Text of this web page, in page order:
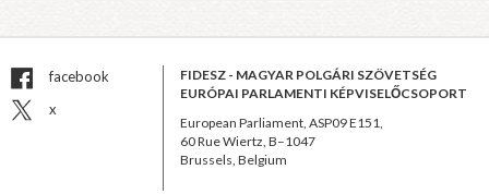
facebook
x
FIDESZ - MAGYAR POLGÁRI SZÖVETSÉG
EURÓPAI PARLAMENTI KÉPVISELŐCSOPORT
European Parliament, ASP09 E151,
60 Rue Wiertz, B–1047
Brussels, Belgium